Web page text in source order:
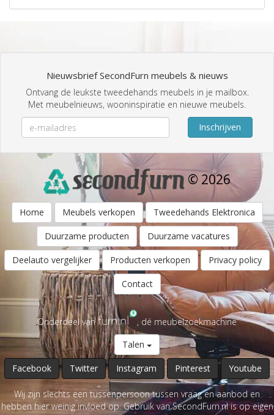
Nieuwsbrief SecondFurn meubels & nieuws
Ontvang de leukste tweedehands meubels in je mailbox.
Met meubelnieuws, wooninspiratie en nieuwe meubels.
Inschrijven
© 2026
Home Meubels verkopen Tweedehands Elektronica
Duurzame producten Duurzame vacatures
Deelauto vergelijker Producten verkopen Privacy policy
Contact
Onderdeel van
, dé meubelzoekmachine
Talen
Facebook Twitter Instagram Pinterest Youtube
Wij zijn slechts een tussenpersoon tussen vraag en aanbod en
hebben hier weinig invloed op. Gebruik van SecondFurn.nl is op eigen